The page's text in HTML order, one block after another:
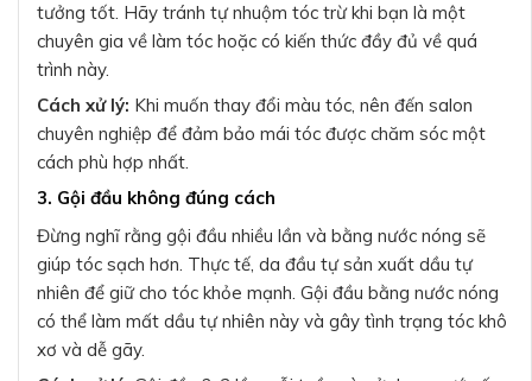
tưởng tốt. Hãy tránh tự nhuộm tóc trừ khi bạn là một
chuyên gia về làm tóc hoặc có kiến thức đầy đủ về quá
trình này.
Cách xử lý: Khi muốn thay đổi màu tóc, nên đến salon
chuyên nghiệp để đảm bảo mái tóc được chăm sóc một
cách phù hợp nhất.
3. Gội đầu không đúng cách
Đừng nghĩ rằng gội đầu nhiều lần và bằng nước nóng sẽ
giúp tóc sạch hơn. Thực tế, da đầu tự sản xuất dầu tự
nhiên để giữ cho tóc khỏe mạnh. Gội đầu bằng nước nóng
có thể làm mất dầu tự nhiên này và gây tình trạng tóc khô
xơ và dễ gãy.